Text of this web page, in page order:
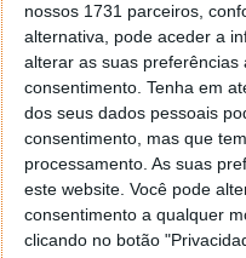
nossos 1731 parceiros,
alternativa, pode aceder a
alterar as suas
consentimento. Tenha em
dos seus dados pessoais
consentimento, mas que
processamento. As suas
este website. Você pode
consentimento a qualquer
clicando no botão